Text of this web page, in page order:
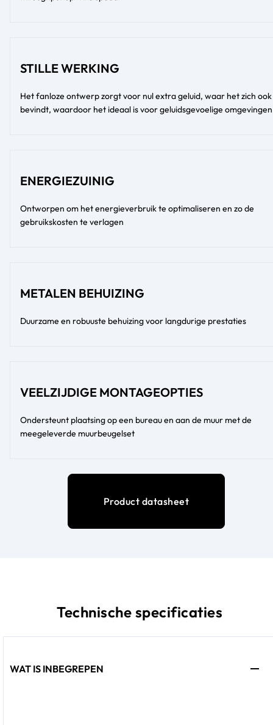
STILLE WERKING
Het fanloze ontwerp zorgt voor nul extra geluid, waar het zich ook
bevindt, waardoor het ideaal is voor geluidsgevoelige omgevingen
ENERGIEZUINIG
Ontworpen om het energieverbruik te optimaliseren en zo de
gebruikskosten te verlagen
METALEN BEHUIZING
Duurzame en robuuste behuizing voor langdurige prestaties
VEELZIJDIGE MONTAGEOPTIES
Ondersteunt plaatsing op een bureau en aan de muur met de
meegeleverde muurbeugelset
Product datasheet
Technische specificaties
WAT IS INBEGREPEN